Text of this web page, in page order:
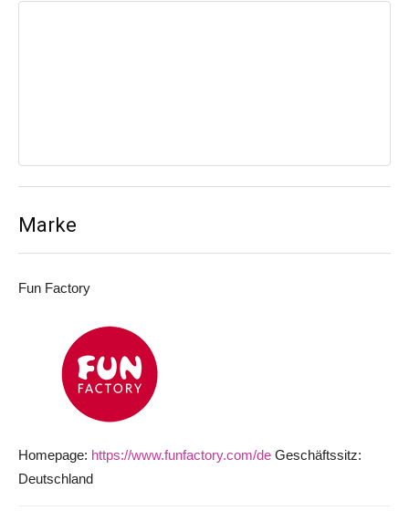
Marke
Fun Factory
Homepage: https://www.funfactory.com/de Geschäftssitz:
Deutschland